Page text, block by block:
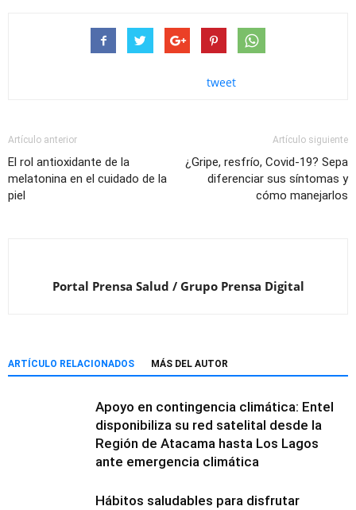
tweet
Artículo anterior
El rol antioxidante de la
melatonina en el cuidado de la
piel
Artículo siguiente
¿Gripe, resfrío, Covid-19? Sepa
diferenciar sus síntomas y
cómo manejarlos
Portal Prensa Salud / Grupo Prensa Digital
ARTÍCULO RELACIONADOS MÁS DEL AUTOR
Apoyo en contingencia climática: Entel
disponibiliza su red satelital desde la
Región de Atacama hasta Los Lagos
ante emergencia climática
Hábitos saludables para disfrutar